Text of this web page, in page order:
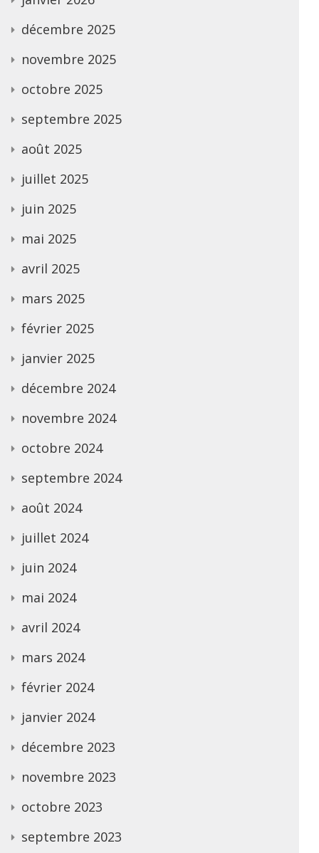
décembre 2025
novembre 2025
octobre 2025
septembre 2025
août 2025
juillet 2025
juin 2025
mai 2025
avril 2025
mars 2025
février 2025
janvier 2025
décembre 2024
novembre 2024
octobre 2024
septembre 2024
août 2024
juillet 2024
juin 2024
mai 2024
avril 2024
mars 2024
février 2024
janvier 2024
décembre 2023
novembre 2023
octobre 2023
septembre 2023